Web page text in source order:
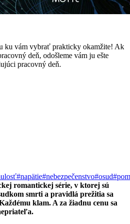
ku vám vybrať prakticky okamžite! Ak
deň, odošleme vám ju ešte
pracovný deň.
#napätie#nebezpečenstvo#osud
romantickej série, v ktorej sú
smrti a pravidlá prežitia sa
klam. A za žiadnu cenu sa